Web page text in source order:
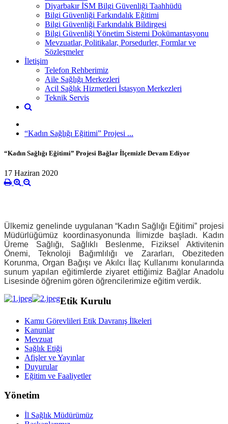
Diyarbakır İSM Bilgi Güvenliği Taahhüdü
Bilgi Güvenliği Farkındalık Eğitimi
Bilgi Güvenliği Farkındalık Bildirgesi
Bilgi Güvenliği Yönetim Sistemi Dokümantasyonu
Mevzuatlar, Politikalar, Porsedurler, Formlar ve
Sözleşmeler
İletişim
Telefon Rehberimiz
Aile Sağlığı Merkezleri
Acil Sağlık Hizmetleri İstasyon Merkezleri
Teknik Servis
“Kadın Sağlığı Eğitimi” Projesi ...
“Kadın Sağlığı Eğitimi” Projesi Bağlar İlçemizle Devam Ediyor ​
17 Haziran 2020
Ülkemiz genelinde uygulanan “Kadın Sağlığı Eğitimi” projesi
Müdürlüğümüz koordinasyonunda İlimizde başladı. Kadın
Üreme Sağlığı, Sağlıklı Beslenme, Fiziksel Aktivitenin
Önemi, Teknoloji Bağımlılığı ve Zararları, Obeziteden
Korunma, Organ Bağışı ve Akılcı İlaç Kullanımı konularında
sunum yapılan eğitimlerde ziyaret ettiğimiz Bağlar Anadolu
Lisesinde öğrenim gören öğrencilerimize eğitim verdik.
Etik Kurulu
Kamu Görevlileri Etik Davranış İlkeleri
Kanunlar
Mevzuat
Sağlık Etiği
Afişler ve Yayınlar
Duyurular
Eğitim ve Faaliyetler
Yönetim
İl Sağlık Müdürümüz